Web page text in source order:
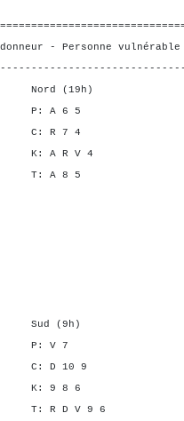
- Personne vulnérable
6 5
7 4
R V 4
8 5
(5h) Est
9 4 P:
C: A
5 3 2
7 4
| SA
| Nord
9 |
6 |
V 9 6 |